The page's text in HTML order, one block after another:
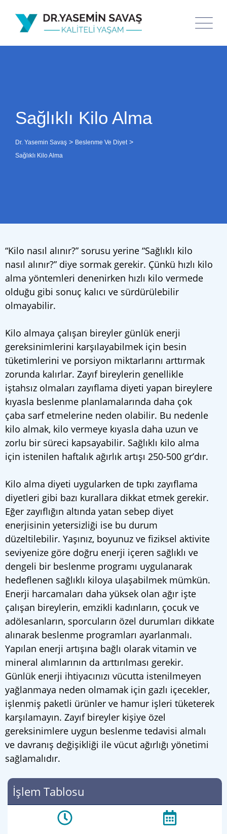
Sağlıklı Kilo Alma
Dr. Yasemin Savaş > Beslenme Ve Diyet >
Sağlıklı Kilo Alma
“Kilo nasıl alınır?” sorusu yerine “Sağlıklı kilo
nasıl alınır?” diye sormak gerekir. Çünkü hızlı kilo
alma yöntemleri denenirken hızlı kilo vermede
olduğu gibi sonuç kalıcı ve sürdürülebilir
olmayabilir.
Kilo almaya çalışan bireyler günlük enerji
gereksinimlerini karşılayabilmek için besin
tüketimlerini ve porsiyon miktarlarını arttırmak
zorunda kalırlar. Zayıf bireylerin genellikle
iştahsız olmaları zayıflama diyeti yapan bireylere
kıyasla beslenme planlamalarında daha çok
çaba sarf etmelerine neden olabilir. Bu nedenle
kilo almak, kilo vermeye kıyasla daha uzun ve
zorlu bir süreci kapsayabilir. Sağlıklı kilo alma
için istenilen haftalık ağırlık artışı 250-500 gr’dır.
Kilo alma diyeti uygularken de tıpkı zayıflama
diyetleri gibi bazı kurallara dikkat etmek gerekir.
Eğer zayıflığın altında yatan sebep diyet
enerjisinin yetersizliği ise bu durum
düzeltilebilir. Yaşınız, boyunuz ve fiziksel aktivite
seviyenize göre doğru enerji içeren sağlıklı ve
dengeli bir beslenme programı uygulanarak
hedeflenen sağlıklı kiloya ulaşabilmek mümkün.
Enerji harcamaları daha yüksek olan ağır işte
çalışan bireylerin, emzikli kadınların, çocuk ve
adölesanların, sporcuların özel durumları dikkate
alınarak beslenme programları ayarlanmalı.
Yapılan enerji artışına bağlı olarak vitamin ve
mineral alımlarının da arttırılması gerekir.
Günlük enerji ihtiyacınızı vücutta istenilmeyen
yağlanmaya neden olmamak için gazlı içecekler,
işlenmiş paketli ürünler ve hamur işleri tüketerek
karşılamayın. Zayıf bireyler kişiye özel
gereksinimlere uygun beslenme tedavisi almalı
ve davranış değişikliği ile vücut ağırlığı yönetimi
sağlamalıdır.
İşlem Tablosu